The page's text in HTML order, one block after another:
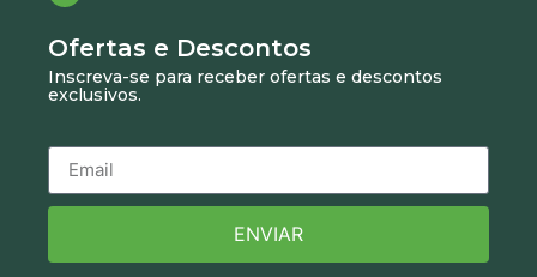
Ofertas e Descontos
Inscreva-se para receber ofertas e descontos
exclusivos.
ENVIAR